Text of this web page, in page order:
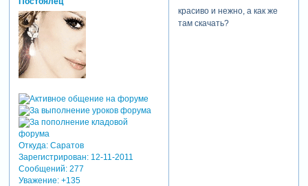
Откуда:Саратов
Зарегистрирован: 12-11-2011
Сообщений:277
Уважение: +135
красиво и нежно, а как же
там скачать?